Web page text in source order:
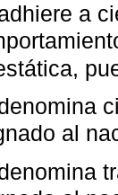
a
al